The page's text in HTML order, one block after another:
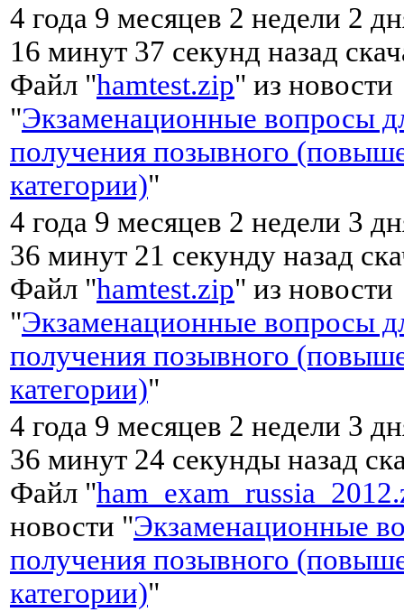
4 года 9 месяцев 2 недели 2
16 минут 37 секунд назад
Файл "hamtest.zip" из новости
"Экзаменационные вопросы
получения позывного
категории)"
4 года 9 месяцев 2 недели 3
36 минут 21 секунду назад
Файл "hamtest.zip" из новости
"Экзаменационные вопросы
получения позывного
категории)"
4 года 9 месяцев 2 недели 3
36 минут 24 секунды назад
Файл "
новости "Экзаменационные
получения позывного
категории)"